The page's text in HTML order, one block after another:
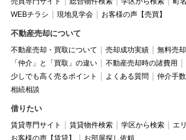
WEBチラシ
現地見学会 お客様の声【売買】
不動産売却について
不動産売却・買取について 売却成功実績
無料売
「仲介」と「買取」の違い
不動産売却時の諸費用
少しでも高く売るポイント
よくある質問
仲介手
相続相談
借りたい
賃貸専門サイト 賃貸物件検索 学区から検索
エ
お客様の声【賃貸】
お部屋探し依頼